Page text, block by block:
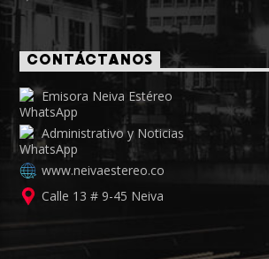
CONTÁCTANOS
Emisora Neiva Estéreo
Administrativo y Noticias
www.neivaestereo.co
Calle 13 # 9-45 Neiva